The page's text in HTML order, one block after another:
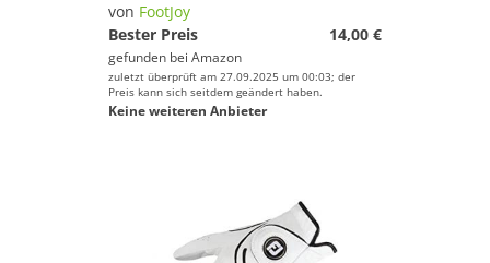
von FootJoy
Bester Preis
14,00 €
gefunden bei Amazon
zuletzt überprüft am 27.09.2025 um 00:03; der
Preis kann sich seitdem geändert haben.
Keine weiteren Anbieter